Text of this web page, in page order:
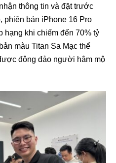
thông tin và đặt trước
phiên bản iPhone 16 Pro
hạng khi chiếm đến 70% tỷ
màu Titan Sa Mạc thể
đông đảo người hâm mộ